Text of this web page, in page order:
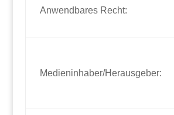
Anwendbares Recht:
Medieninhaber/Herausgeber: